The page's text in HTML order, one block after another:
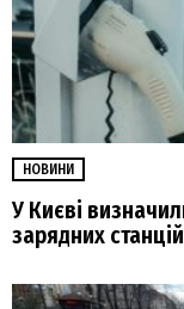
НОВИНИ
У Києві
зарядних